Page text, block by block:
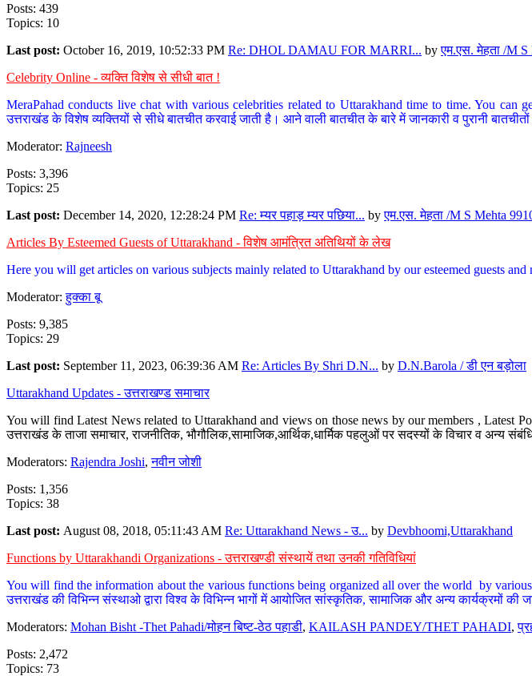
Posts: 439
Topics: 10
Last post: October 16, 2019, 10:52:33 PM Re: DHOL DAMAU FOR MARRI... byएम.एस. मेहता /M
Celebrity Online - व्यक्ति विशेष से सीधी बात !
MeraPahad conducts live chat with various celebrities related to Uttarakhand time to time. You can
उत्तराखंड के विशेष व्यक्तियों से सीधे बातचीत करवाई जाती है। आने वाली बातचीत के बारे में जानकारी व पुरानी
Moderator: Rajneesh
Posts: 3,396
Topics: 25
Last post: December 14, 2020, 12:28:24 PM Re: म्यर पहाड़ म्यर पछिया... byएम.एस. मेहता /M S Mehta
Articles By Esteemed Guests of Uttarakhand - विशेष आमंत्रित अतिथियों के लेख
Here you will get articles on various subjects mainly related to Uttarakhand by our esteemed guests
Moderator:हुक्का बू
Posts: 9,385
Topics: 29
Last post: September 11, 2023, 06:39:36 AM Re: Articles By Shri D.N... by D.N.Barola / डी एन बड़ोला
Uttarakhand Updates - उत्तराखण्ड समाचार
You will find Latest News related to Uttarakhand and views on those news by our members ,
उत्तराखंड के ताजा समाचार, राजनीतिक, भौगौलिक,सामाजिक,आर्थिक,धार्मिक पहलुओं पर सदस्यों के विचार व अन्य
Moderators: Rajendra Joshi,नवीन जोशी
Posts: 1,356
Topics: 38
Last post: August 08, 2018, 05:11:43 AM Re: Uttarakhand News - उ... by Devbhoomi,Uttarakhand
Functions by Uttarakhandi Organizations - उत्तराखण्डी संस्थायें तथा उनकी गतिविधियां
You will find the information about the various functions being organized all over the world by
उत्तराखंड की विभिन्न संस्थाओ द्वारा विश्व के विभिन्न भागों में आयोजित सांस्कृतिक, सामाजिक और अन्य कार्यक्रमों
Moderators: Mohan Bisht -Thet Pahadi/मोहन बिष्ट-ठेठ पहाडी, KAILASH PANDEY/THET PAHADI,
Posts: 2,472
Topics: 73